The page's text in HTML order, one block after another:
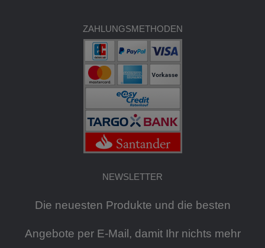
ZAHLUNGSMETHODEN
NEWSLETTER
Die neuesten Produkte und die besten
Angebote per E-Mail, damit Ihr nichts mehr